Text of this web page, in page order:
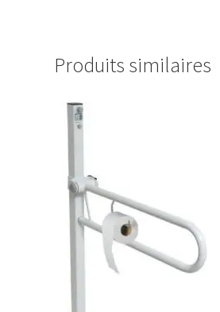
Produits similaires